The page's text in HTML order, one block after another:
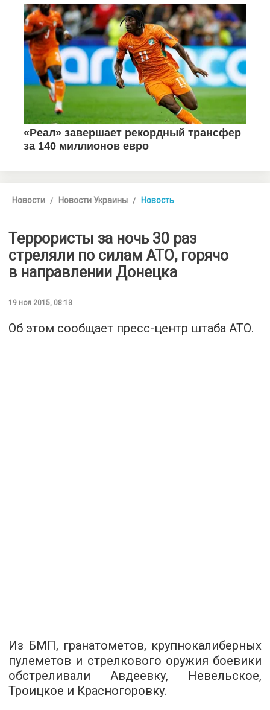
Новости Новости Украины Новость
Террористы за ночь 30 раз
стреляли по силам АТО, горячо
в направлении Донецка
19 ноя 2015, 08:13
Об этом сообщает пресс-центр штаба АТО.
Из БМП, гранатометов, крупнокалиберных
пулеметов и стрелкового оружия боевики
обстреливали Авдеевку, Невельское,
Троицкое и Красногоровку.